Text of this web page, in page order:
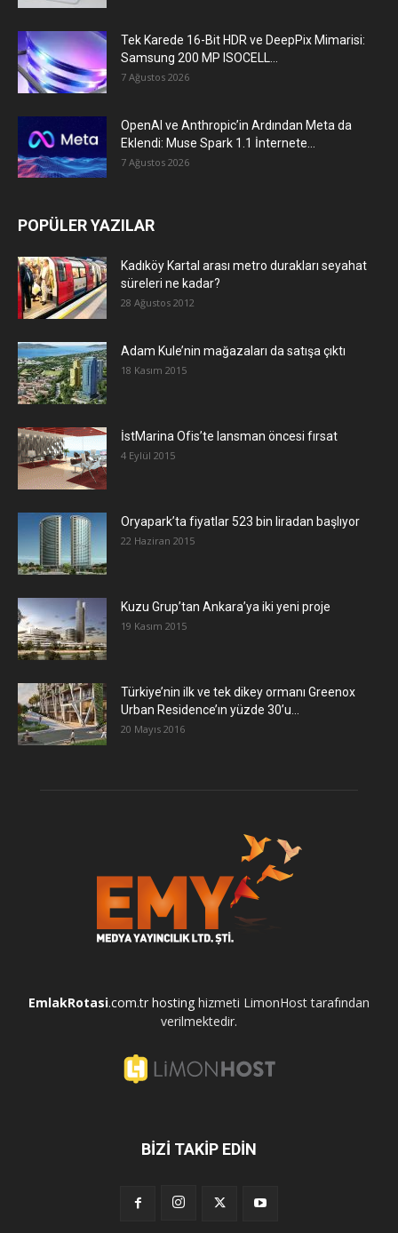
Tek Karede 16-Bit HDR ve DeepPix Mimarisi:
Samsung 200 MP ISOCELL...
7 Ağustos 2026
OpenAI ve Anthropic’in Ardından Meta da
Eklendi: Muse Spark 1.1 İnternete...
7 Ağustos 2026
POPÜLER YAZILAR
Kadıköy Kartal arası metro durakları seyahat
süreleri ne kadar?
28 Ağustos 2012
Adam Kule’nin mağazaları da satışa çıktı
18 Kasım 2015
İstMarina Ofis’te lansman öncesi fırsat
4 Eylül 2015
Oryapark’ta fiyatlar 523 bin liradan başlıyor
22 Haziran 2015
​Kuzu Grup’tan Ankara’ya iki yeni proje
19 Kasım 2015
Türkiye’nin ilk ve tek dikey ormanı Greenox
Urban Residence’ın yüzde 30’u...
20 Mayıs 2016
EmlakRotasi.com.tr hosting hizmeti LimonHost tarafından
verilmektedir.
BİZİ TAKİP EDİN